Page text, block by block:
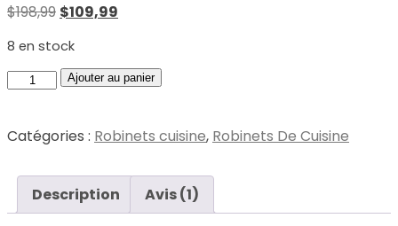
notation
$198,99 Le
initial
était :
$109,99
est :
8 en stock
quantité
de
poignée
Ajouter au panier
Catégories : Robinets cuisine, Robinets De Cuisine
Description Avis (1)